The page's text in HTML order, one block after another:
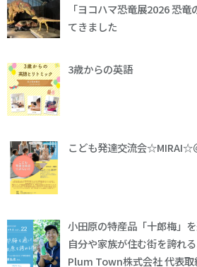
「ヨコハマ恐竜展2026 恐
てきました
3歳からの英語
こども発達交流会☆MIRAI☆
小田原の特産品「十郎梅」
自分や家族が住む街を誇れる
Plum Town株式会社 代表取